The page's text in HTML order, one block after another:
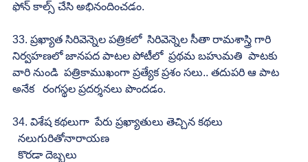
ఫోన్ కాల్స్ చేసి అభినందించడం.
33. ప్రఖ్యాత సిరివెన్నెల పత్రికలో  సిరివెన్నెల సీతా రామశాస్త్రి గారి
నిర్వహణలో జానపద పాటల పోటీలో  ప్రథమ బహుమతి  పాటకు
వారి నుండి  పత్రికాముఖంగా ప్రత్యేక ప్రశం సలు.. తదుపరి ఆ పాట
అనేక   రంగస్థల ప్రదర్శనలు పొందడం.
34. విశేష కథలుగా  పేరు ప్రఖ్యాతులు తెచ్చిన కథలు
నలుగురితోనారాయణ
కొరడా దెబ్బలు